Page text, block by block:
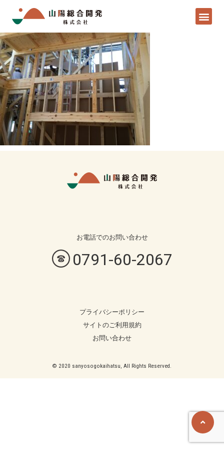
お電話でのお問い合わせ
0791-60-2067
プライバシーポリシー
サイトのご利用規約
お問い合わせ
© 2020 sanyosogokaihatsu, All Rights Reserved.